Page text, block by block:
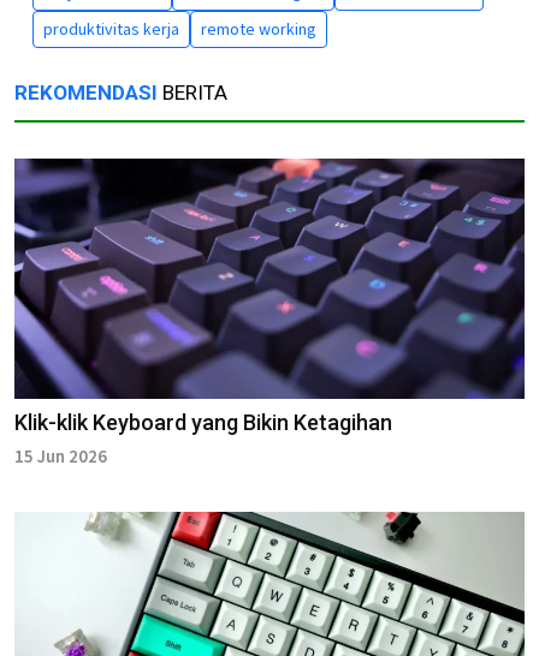
produktivitas kerja
remote working
REKOMENDASI BERITA
Klik-klik Keyboard yang Bikin Ketagihan
15 Jun 2026